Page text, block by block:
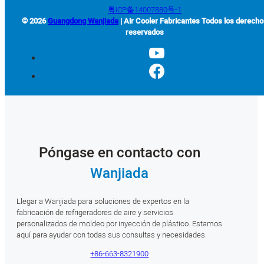
粤ICP备14007880号-1
© 2026Guangdong Wanjiada | Air Cooler Fabricantes Todos los
reservados
Póngase en contacto con
Wanjiada
Llegar a Wanjiada para soluciones de expertos en la
fabricación de refrigeradores de aire y servicios
personalizados de moldeo por inyección de plástico. Estamos
aquí para ayudar con todas sus consultas y necesidades.
+86-663-8321900